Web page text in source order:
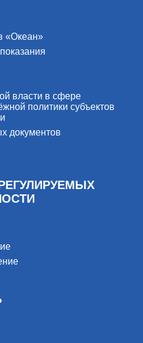
«Океан»
власти в сфере
политики субъектов
документов